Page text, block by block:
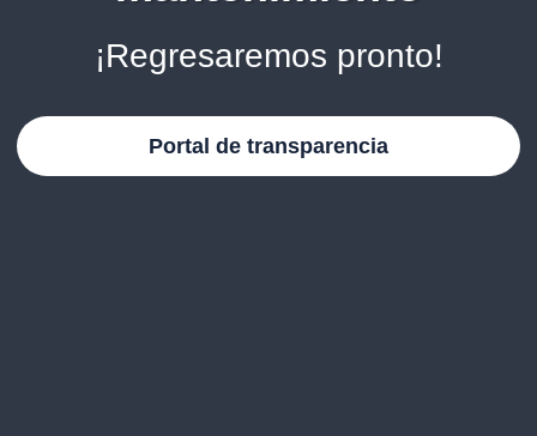
¡Regresaremos pronto!
Portal de transparencia